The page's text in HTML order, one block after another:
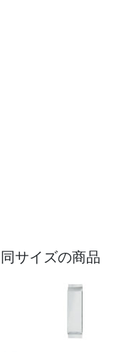
同サイズの商品